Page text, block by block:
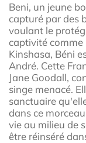
Beni, un jeune
capturé par des
voulant le
captivité
Kinshasa, Béni
André. Cette
Jane Goodall,
singe menacé.
sanctuaire
dans ce
vie au milieu de
être réinséré